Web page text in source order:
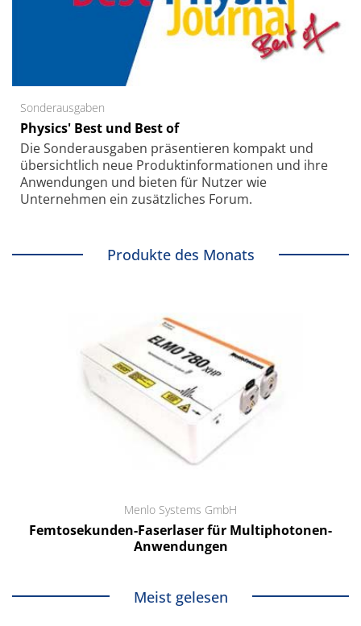
Sonderausgaben
Physics' Best und Best of
Die Sonder­ausgaben präsentieren kompakt und
übersichtlich neue Produkt­informationen und ihre
Anwendungen und bieten für Nutzer wie
Unternehmen ein zusätzliches Forum.
Produkte des Monats
Menlo Systems GmbH
Femtosekunden-Faserlaser für Multiphotonen-
Anwendungen
Meist gelesen